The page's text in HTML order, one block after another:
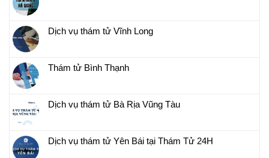
Dịch vụ thám tử Vĩnh Long
Thám tử Bình Thạnh
Dịch vụ thám tử Bà Rịa Vũng Tàu
Dịch vụ thám tử Yên Bái tại Thám Tử 24H